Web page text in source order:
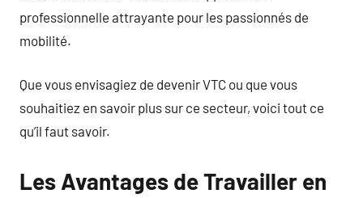
professionnelle attrayante pour les passionnés de
mobilité.
Que vous envisagiez de devenir VTC ou que vous
souhaitiez en savoir plus sur ce secteur, voici tout ce
qu’il faut savoir.
Les Avantages de Travailler en